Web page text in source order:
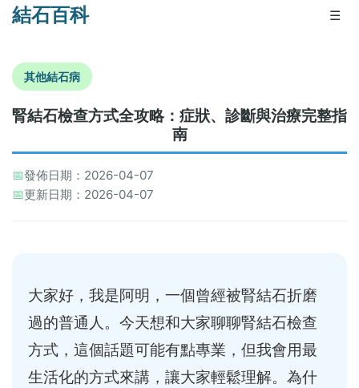
結石百科 ☰
其他結石病
腎結石檢查方式全攻略：症狀、診斷與治療完整指
南
📅發佈日期：2026-04-07
📅更新日期：2026-04-07
大家好，我是阿明，一個曾經被腎結石折磨
過的普通人。今天想和大家聊聊腎結石檢查
方式，這個話題可能有點專業，但我會用最
生活化的方式來講，讓大家輕鬆理解。為什